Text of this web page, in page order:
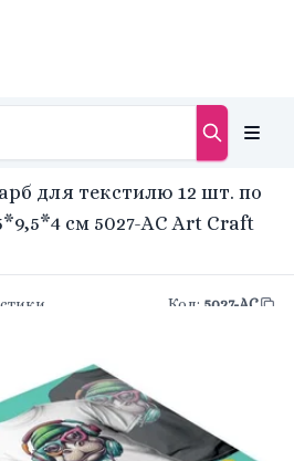
для текстилю 12 шт. по
см 5027-AC Art Craft
Код: 5027-AC